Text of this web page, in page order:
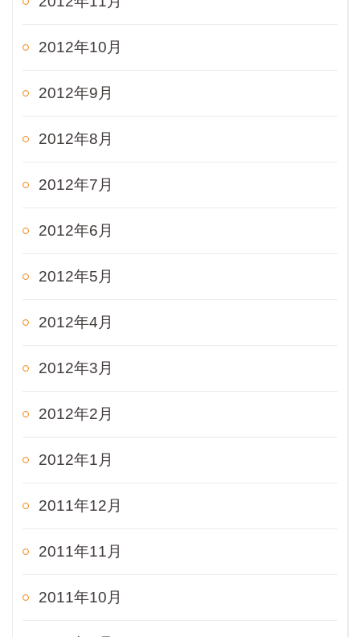
2012年10月
2012年9月
2012年8月
2012年7月
2012年6月
2012年5月
2012年4月
2012年3月
2012年2月
2012年1月
2011年12月
2011年11月
2011年10月